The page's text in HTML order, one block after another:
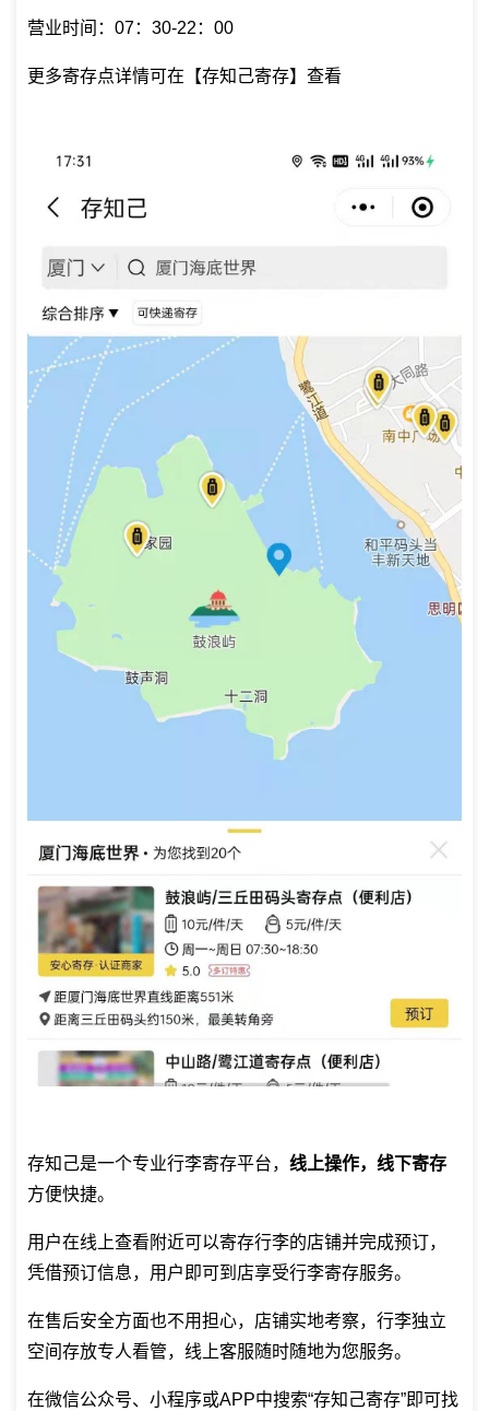
营业时间：07：30-22：00
更多寄存点详情可在【存知己寄存】查看
存知己是一个专业行李寄存平台， 线上操作，线下寄存
方便快捷。
用户在线上查看附近可以寄存行李的店铺并完成预订，
凭借预订信息，用户即可到店享受行李寄存服务。
在售后安全方面也不用担心，店铺实地考察，行李独立
空间存放专人看管，线上客服随时随地为您服务。
在微信公众号、小程序或APP中搜索“存知己寄存”即可找